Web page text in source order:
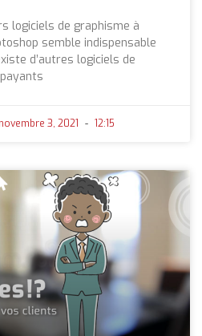
logiciels de graphisme à
semble indispensable
d’autres logiciels de
novembre 3, 2021 12:15